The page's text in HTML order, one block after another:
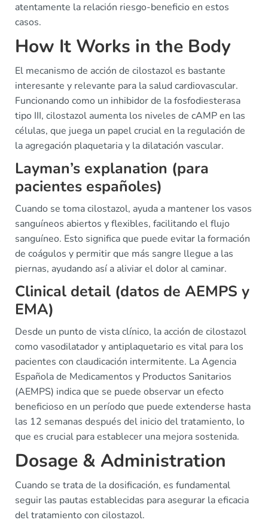
atentamente la relación riesgo-beneficio en estos
casos.
How It Works in the Body
El mecanismo de acción de cilostazol es bastante
interesante y relevante para la salud cardiovascular.
Funcionando como un inhibidor de la fosfodiesterasa
tipo III, cilostazol aumenta los niveles de cAMP en las
células, que juega un papel crucial en la regulación de
la agregación plaquetaria y la dilatación vascular.
Layman’s explanation (para
pacientes españoles)
Cuando se toma cilostazol, ayuda a mantener los vasos
sanguíneos abiertos y flexibles, facilitando el flujo
sanguíneo. Esto significa que puede evitar la formación
de coágulos y permitir que más sangre llegue a las
piernas, ayudando así a aliviar el dolor al caminar.
Clinical detail (datos de AEMPS y
EMA)
Desde un punto de vista clínico, la acción de cilostazol
como vasodilatador y antiplaquetario es vital para los
pacientes con claudicación intermitente. La Agencia
Española de Medicamentos y Productos Sanitarios
(AEMPS) indica que se puede observar un efecto
beneficioso en un período que puede extenderse hasta
las 12 semanas después del inicio del tratamiento, lo
que es crucial para establecer una mejora sostenida.
Dosage & Administration
Cuando se trata de la dosificación, es fundamental
seguir las pautas establecidas para asegurar la eficacia
del tratamiento con cilostazol.